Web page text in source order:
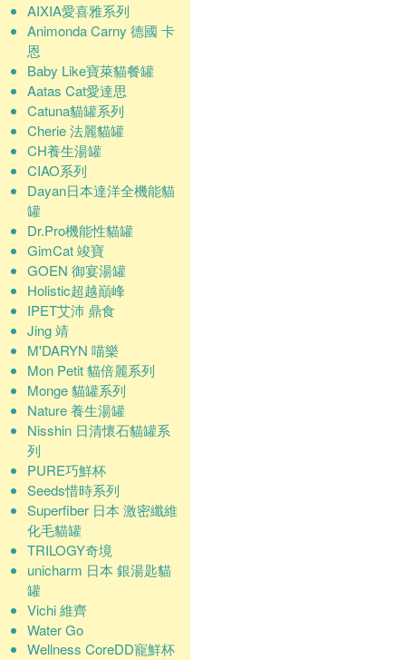
AIXIA愛喜雅系列
Animonda Carny 德國 卡
恩
Baby Like寶萊貓餐罐
Aatas Cat愛達思
Catuna貓罐系列
Cherie 法麗貓罐
CH養生湯罐
CIAO系列
Dayan日本達洋全機能貓
罐
Dr.Pro機能性貓罐
GimCat 竣寶
GOEN 御宴湯罐
Holistic超越巔峰
IPET艾沛 鼎食
Jing 靖
M'DARYN 喵樂
Mon Petit 貓倍麗系列
Monge 貓罐系列
Nature 養生湯罐
Nisshin 日清懷石貓罐系
列
PURE巧鮮杯
Seeds惜時系列
Superfiber 日本 激密纖維
化毛貓罐
TRILOGY奇境
unicharm 日本 銀湯匙貓
罐
Vichi 維齊
Water Go
Wellness CoreDD寵鮮杯